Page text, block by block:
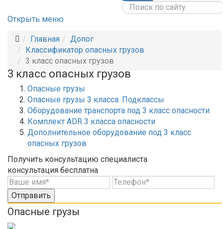
Открыть меню
Главная
Допог
Классификатор опасных грузов
3 класс опасных грузов
3 класс опасных грузов
Опасные грузы
Опасные грузы 3 класса. Подклассы
Оборудование транспорта под 3 класс опасности
Комплект ADR 3 класса опасности
Дополнительное оборудование под 3 класс
опасных грузов
Получить консультацию специалиста
консультация бесплатна
Отправить
Опасные грузы